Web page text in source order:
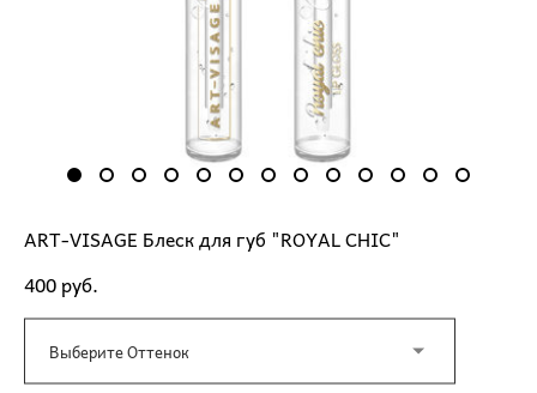
ART-VISAGE Блеск для губ "ROYAL CHIC"
400 pуб.
Выберите Оттенок